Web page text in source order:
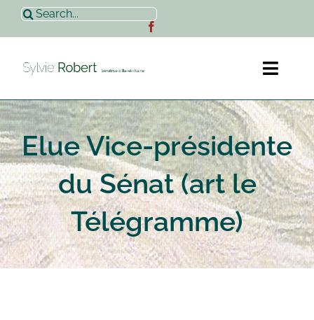
Passer
contenu
Rechercher:
Accueil
Sylvie Robert
Actualités
Contact
Elue Vice-présidente
du Sénat (art le
Télégramme)